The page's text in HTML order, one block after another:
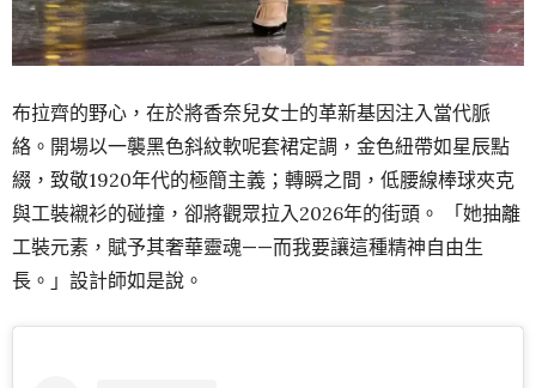
布拉齊的野心，在於將香奈兒女士的革新基因注入當代脈
絡。開場以一襲黑色斜紋軟呢套裙定調，金色紐帶如星辰點
綴，致敬1920年代的極簡主義；轉瞬之間，低腰線棒球夾克
與工裝襯衫的碰撞，卻將觀眾拉入2026年的街頭。 「她抽離
工裝元素，賦予其奢華靈魂——而我要讓這種精神自由生
長。」設計師如是說。